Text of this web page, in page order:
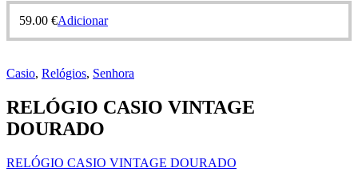
59.00 €Adicionar
Casio, Relógios, Senhora
RELÓGIO CASIO VINTAGE
DOURADO
RELÓGIO CASIO VINTAGE DOURADO